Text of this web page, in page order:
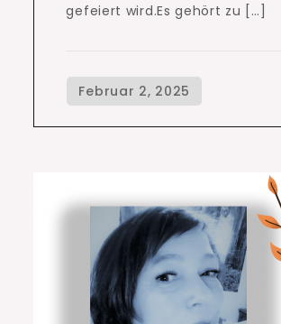
gefeiert wird.Es gehört zu […]